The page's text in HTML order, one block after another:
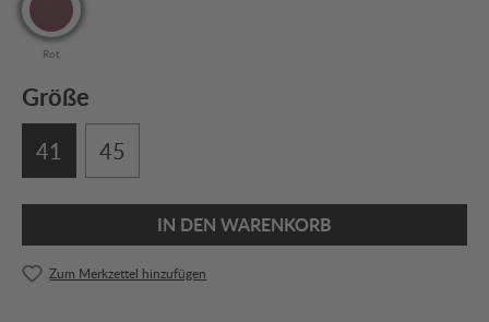
Rot
Größe
41 45
IN DEN WARENKORB
Zum Merkzettel hinzufügen